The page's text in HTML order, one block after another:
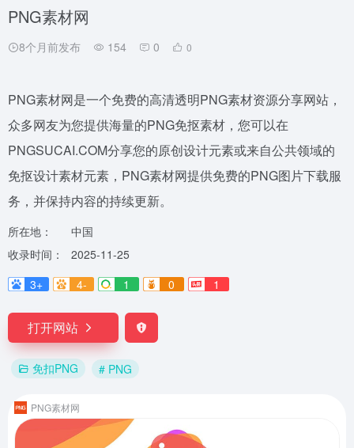
PNG素材网
8个月前发布 154 0 0
PNG素材网是一个免费的高清透明PNG素材资源分享网站，
众多网友为您提供海量的PNG免抠素材，您可以在
PNGSUCAI.COM分享您的原创设计元素或来自公共领域的
免抠设计素材元素，PNG素材网提供免费的PNG图片下载服
务，并保持内容的持续更新。
所在地：
中国
收录时间：
2025-11-25
3+
4- 1 0 1
打开网站
免扣PNG # PNG
PNG素材网